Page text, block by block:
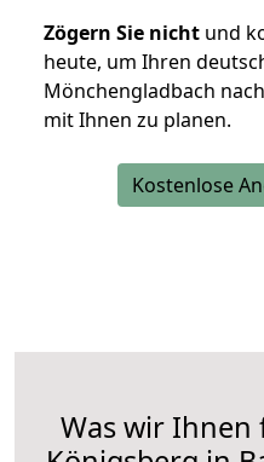
Zögern Sie nicht und
heute, um Ihren
Mönchengladbach
mit Ihnen zu planen.
Kostenlose
Was wir